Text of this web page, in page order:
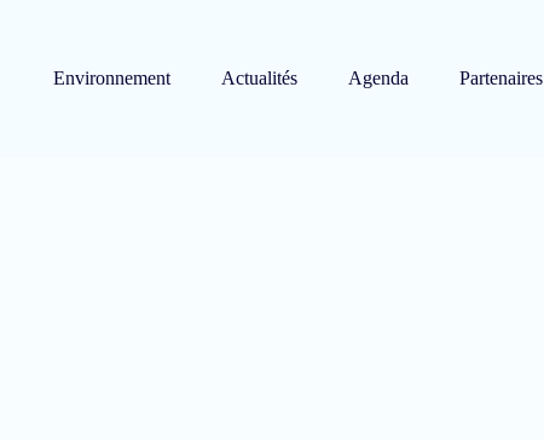
Environnement Actualités Agenda Partenaires